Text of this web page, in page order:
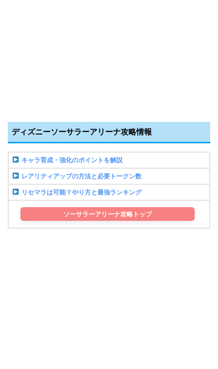
ディズニーソーサラーアリーナ攻略情報
キャラ育成・強化のポイントを解説
レアリティアップの方法と必要トークン数
リセマラは可能？やり方と最強ランキング
ソーサラーアリーナ攻略トップ